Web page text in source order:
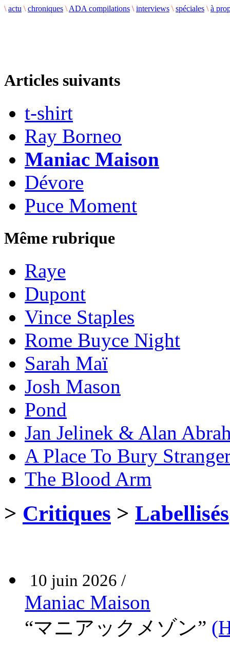
\ actu \ chroniques \ ADA compilations \ interviews \ spéciales \ à
Articles suivants
t-shirt
Ray Borneo
Maniac Maison
Dévore
Puce Moment
Même rubrique
Raye
Dupont
Vince Staples
Rome Buyce Night
Sarah Maï
Josh Mason
Pond
Jan Jelinek & Alan
A Place To Bury
The Blood Arm
> Critiques > Labellisés
10 juin 2026 /
Maniac Maison
“マニアックメゾン”